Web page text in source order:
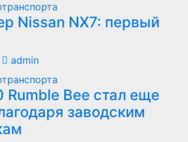
Nissan NX7: первый
admin
Rumble Bee стал еще
заводским